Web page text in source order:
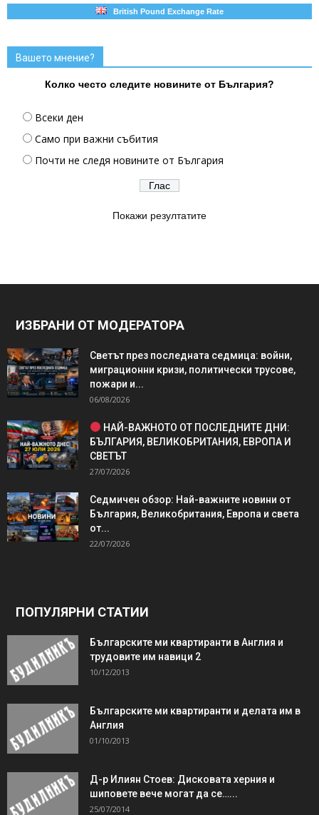
British Pound Exchange Rate
Вашето мнение?
Колко често следите новините от България?
Всеки ден
Само при важни събития
Почти не следя новините от България
Покажи резултатите
ИЗБРАНИ ОТ МОДЕРАТОРА
Светът през последната седмица: войни,
миграционни кризи, политически трусове,
пожари и...
06/08/2026
НАЙ-ВАЖНОТО ОТ ПОСЛЕДНИТЕ ДНИ:
БЪЛГАРИЯ, ВЕЛИКОБРИТАНИЯ, ЕВРОПА И
СВЕТЪТ
27/07/2026
Седмичен обзор: Най-важните новини от
България, Великобритания, Европа и света
от...
22/07/2026
ПОПУЛЯРНИ СТАТИИ
Българските ми квартиранти в Англия и
трудовите им навици 2
10/12/2013
Българските ми квартиранти и делата им в
Англия
01/10/2013
Д-р Илиян Стоев: Дисковата херния и
шиповете вече могат да се…...
25/07/2014